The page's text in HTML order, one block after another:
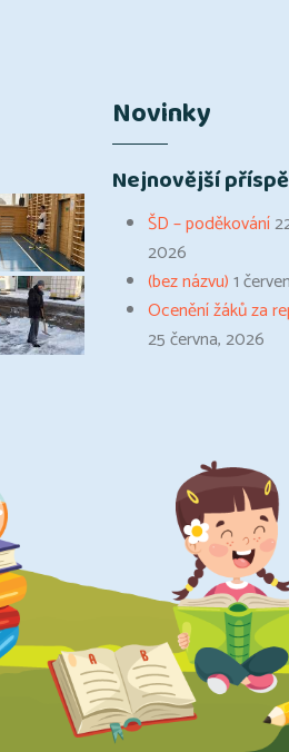
Novinky
Nejnovější
ŠD – poděkování
2026
(bez názvu)1
Ocenění žáků za
25 června, 2026